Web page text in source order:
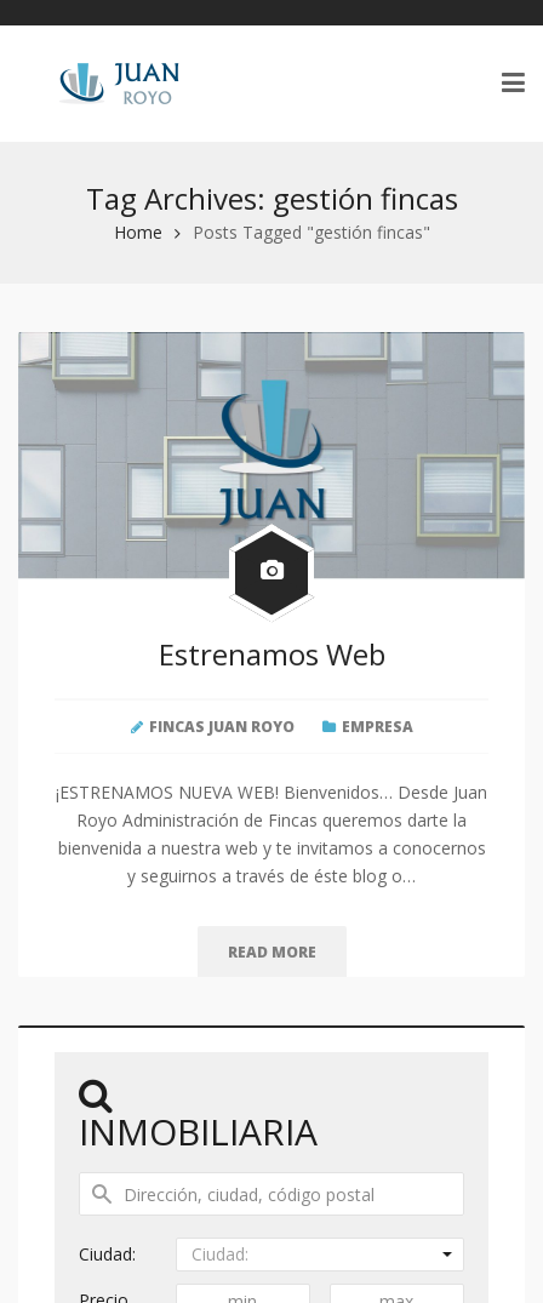
Tag Archives: gestión fincas
Home Posts Tagged "gestión fincas"
Estrenamos Web
FINCAS JUAN ROYO EMPRESA
¡ESTRENAMOS NUEVA WEB! Bienvenidos… Desde Juan
Royo Administración de Fincas queremos darte la
bienvenida a nuestra web y te invitamos a conocernos
y seguirnos a través de éste blog o…
READ MORE
INMOBILIARIA
Ciudad:
Ciudad: